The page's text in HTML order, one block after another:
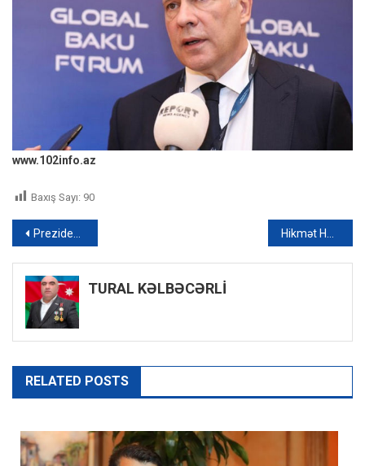
www.102info.az
Baxış Sayı: 90
Yazı
naviqasiyası
Prezidentin köməkçisi: “Beynəlxalq hüquq və prinsiplərə ciddi şəkildə riayət edilməlidir”
TURAL KƏLBƏCƏRLİ
RELATED POSTS